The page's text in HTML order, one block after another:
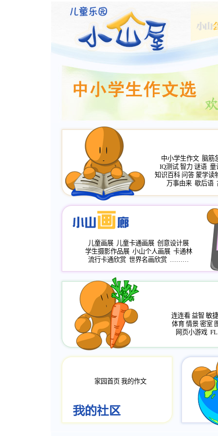
中小学生作文 脑筋
IQ测试 智力 谜语 童
知识百科 问答 蒙学读
万事由来 歇后语
儿童画展 儿童卡通画展 创意设计展
学生摄影作品展 小山个人画展 卡通林
流行卡通欣赏 世界名画欣赏 ………
连连看 益智 敏捷
体育 情景 密室
网页小游戏
家园首页 我的作文